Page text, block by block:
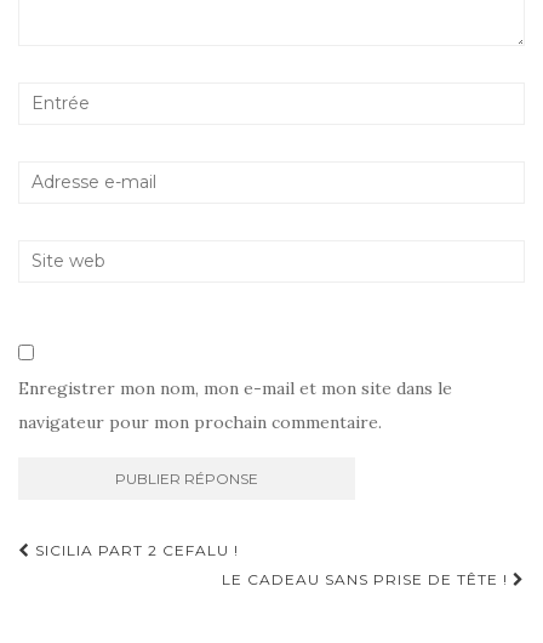
Enregistrer mon nom, mon e-mail et mon site dans le
navigateur pour mon prochain commentaire.
Navigation
SICILIA PART 2 CEFALU !
LE CADEAU SANS PRISE DE TÊTE !